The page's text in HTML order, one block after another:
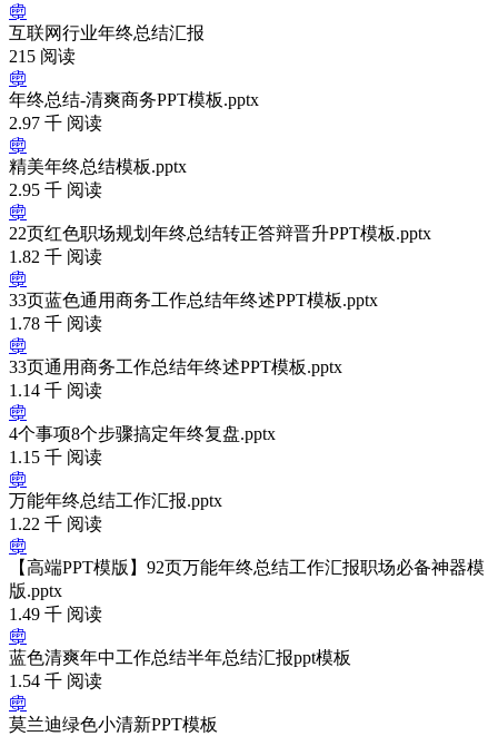
互联网行业年终总结汇报
215 阅读
年终总结-清爽商务PPT模板.pptx
2.97 千 阅读
精美年终总结模板.pptx
2.95 千 阅读
22页红色职场规划年终总结转正答辩晋升PPT模板.pptx
1.82 千 阅读
33页蓝色通用商务工作总结年终述PPT模板.pptx
1.78 千 阅读
33页通用商务工作总结年终述PPT模板.pptx
1.14 千 阅读
4个事项8个步骤搞定年终复盘.pptx
1.15 千 阅读
万能年终总结工作汇报.pptx
1.22 千 阅读
【高端PPT模版】92页万能年终总结工作汇报职场必备神器模
版.pptx
1.49 千 阅读
蓝色清爽年中工作总结半年总结汇报ppt模板
1.54 千 阅读
莫兰迪绿色小清新PPT模板